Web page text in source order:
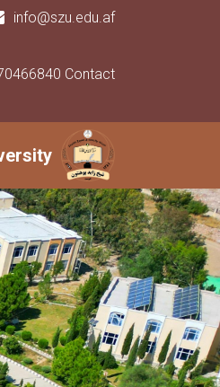
info@szu.edu.af
Contact
navigation